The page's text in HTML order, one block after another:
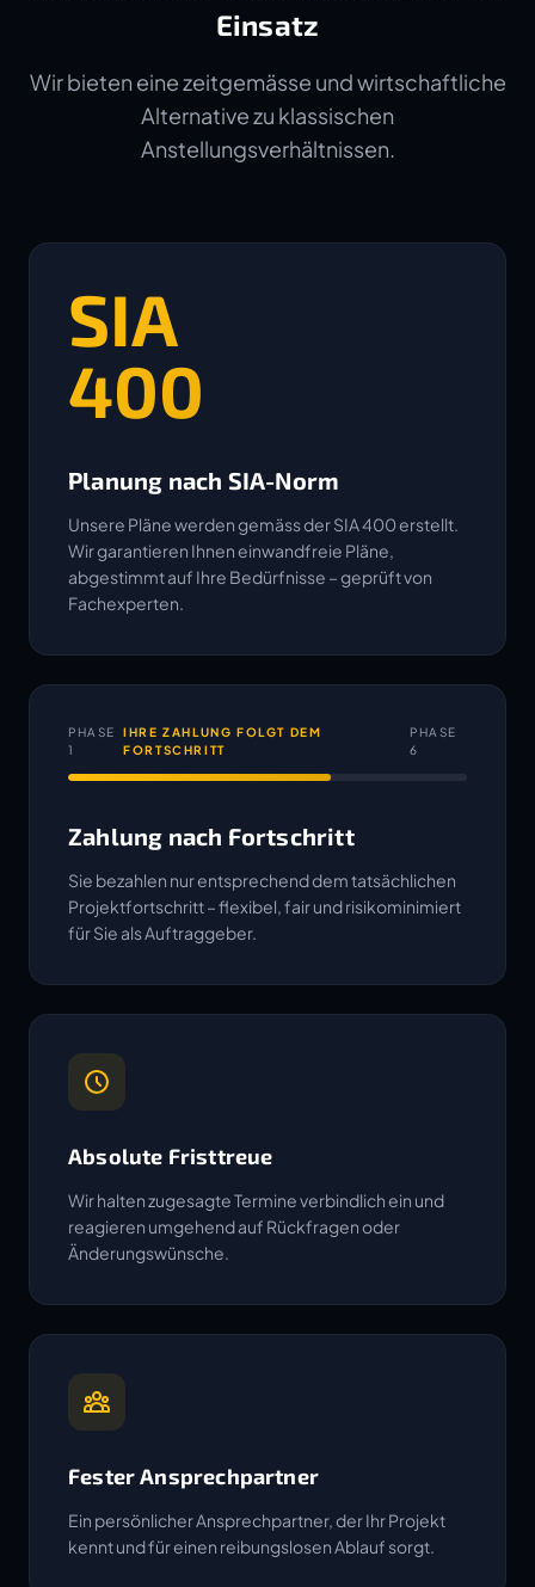
Einsatz
Wir bieten eine zeitgemässe und wirtschaftliche
Alternative zu klassischen
Anstellungsverhältnissen.
SIA
400
Planung nach SIA-Norm
Unsere Pläne werden gemäss der SIA 400 erstellt.
Wir garantieren Ihnen einwandfreie Pläne,
abgestimmt auf Ihre Bedürfnisse – geprüft von
Fachexperten.
PHASE
1
IHRE ZAHLUNG FOLGT DEM
FORTSCHRITT
PHASE
6
Zahlung nach Fortschritt
Sie bezahlen nur entsprechend dem tatsächlichen
Projektfortschritt – flexibel, fair und risikominimiert
für Sie als Auftraggeber.
Absolute Fristtreue
Wir halten zugesagte Termine verbindlich ein und
reagieren umgehend auf Rückfragen oder
Änderungswünsche.
Fester Ansprechpartner
Ein persönlicher Ansprechpartner, der Ihr Projekt
kennt und für einen reibungslosen Ablauf sorgt.